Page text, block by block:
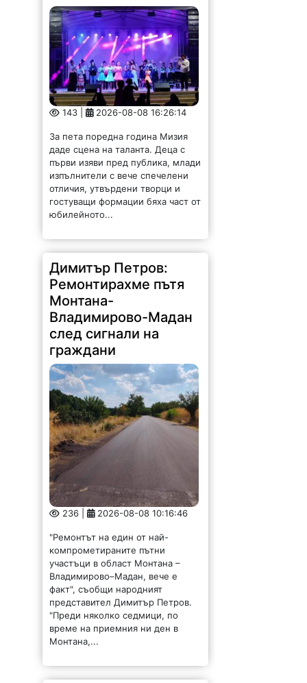
143 | 2026-08-08 16:26:14
За пета поредна година Мизия
даде сцена на таланта. Деца с
първи изяви пред публика, млади
изпълнители с вече спечелени
отличия, утвърдени творци и
гостуващи формации бяха част от
юбилейното...
Димитър Петров:
Ремонтирахме пътя
Монтана-
Владимирово-Мадан
след сигнали на
граждани
236 | 2026-08-08 10:16:46
"Ремонтът на един от най-
компрометираните пътни
участъци в област Монтана –
Владимирово–Мадан, вече е
факт", съобщи народният
представител Димитър Петров.
"Преди няколко седмици, по
време на приемния ни ден в
Монтана,...